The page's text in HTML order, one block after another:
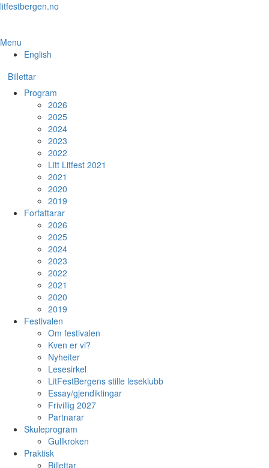
Skip
content
litfestbergen.no
Menu
English
Billettar
Program
2026
2025
2024
2023
2022
Litt Litfest 2021
2021
2020
2019
Forfattarar
2026
2025
2024
2023
2022
2021
2020
2019
Festivalen
Om festivalen
Kven er vi?
Nyheiter
Lesesirkel
LitFestBergens stille leseklubb
Essay/gjendiktingar
Frivillig 2027
Partnarar
Skuleprogram
Gullkroken
Praktisk
Billettar